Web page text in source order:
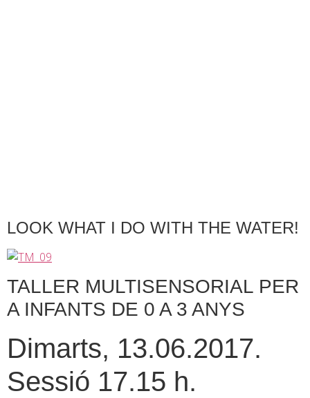
LOOK WHAT I DO WITH THE WATER!
TALLER MULTISENSORIAL PER
A INFANTS DE 0 A 3 ANYS
Dimarts, 13.06.2017.
Sessió 17.15 h.